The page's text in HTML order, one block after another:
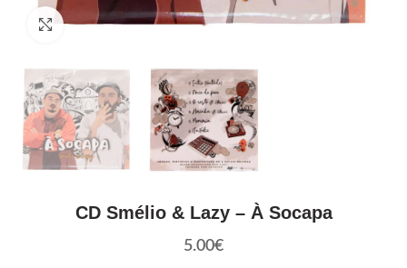
Click to enlarge
CD Smélio & Lazy – À Socapa
5.00€